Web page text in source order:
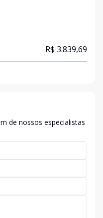
R$ 3.839,69
de nossos especialistas